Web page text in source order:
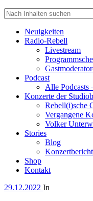
Neuigkeiten
Radio-Rebell
Livestream
Podcast
Alle Podcasts
Konzerte der
Rebell(i)sche
Vergangene
Volker
Stories
Blog
Shop
Kontakt
29.12.2022 In